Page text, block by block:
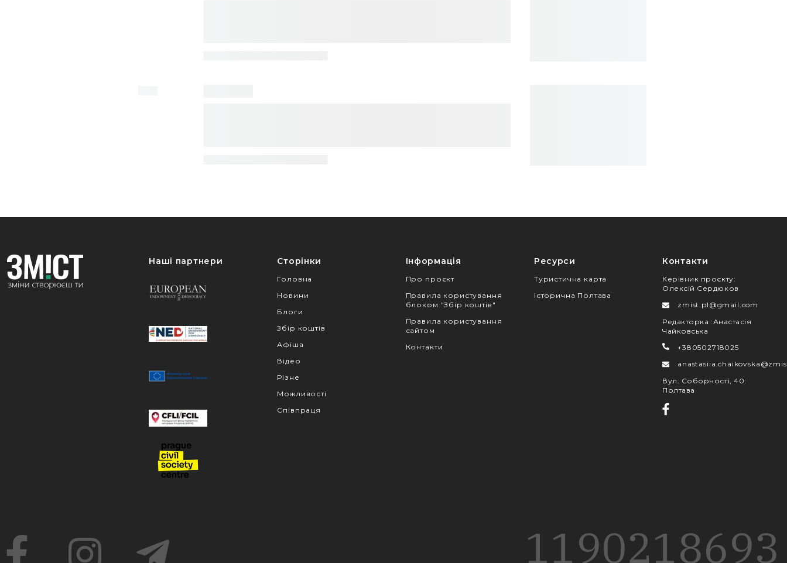
Наші партнери Сторінки
Головна
Новини
Блоги
Збір коштів
Афіша
Відео
Різне
Можливості
Співпраця
Інформація
Про проєкт
Правила користування
блоком "Збір коштів"
Правила користування
сайтом
Контакти
Ресурси
Туристична карта
Історична Полтава
Контакти
Керівник проєкту:
Олексій Сердюков
zmist.pl@gmail.com
Редакторка :Анастасія
Чайковська
+380502718025
Вул. Соборності, 40:
Полтава
1190218693